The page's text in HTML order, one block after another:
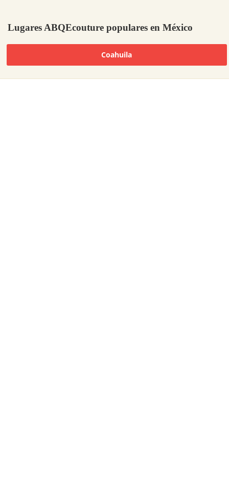
Lugares ABQEcouture populares en México
Coahuila